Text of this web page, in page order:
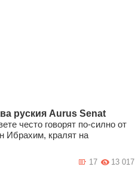
руския Aurus Senat
често говорят по-силно от
Ибрахим, кралят на
13 017
17